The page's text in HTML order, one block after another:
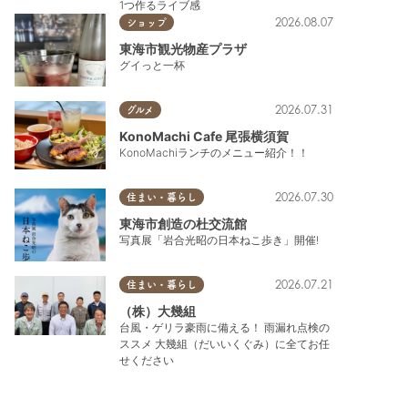
1つ作るライブ感
ショップ 2026.08.07
東海市観光物産プラザ
グイっと一杯
グルメ 2026.07.31
KonoMachi Cafe 尾張横須賀
KonoMachiランチのメニュー紹介！！
住まい・暮らし 2026.07.30
東海市創造の杜交流館
写真展「岩合光昭の日本ねこ歩き」開催!
住まい・暮らし 2026.07.21
（株）大幾組
台風・ゲリラ豪雨に備える！ 雨漏れ点検の
ススメ 大幾組（だいいくぐみ）に全てお任
せください